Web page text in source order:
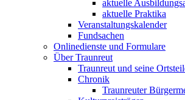
aktuelle
aktuelle Praktika
Veranstaltungskalender
Fundsachen
Onlinedienste und Formulare
Über Traunreut
Traunreut und seine
Chronik
Traunreuter